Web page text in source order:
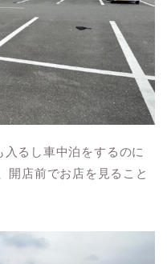
るし車中泊をするのに
開店前でお店を見ること